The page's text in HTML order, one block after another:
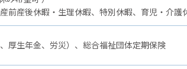
前産後休暇・生理休暇、特別休暇、育児・介護
厚生年金、労災）、総合福祉団体定期保険